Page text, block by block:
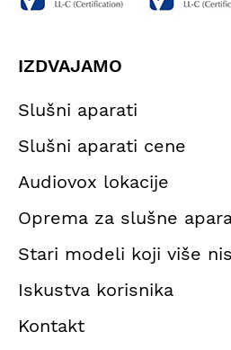
IZDVAJAMO
Slušni aparati
Slušni aparati cene
Audiovox lokacije
Oprema za slušne
Stari modeli koji više
Iskustva korisnika
Kontakt